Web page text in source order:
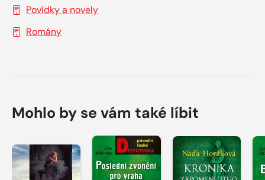
Povídky a novely
Romány
Mohlo by se vám také líbit